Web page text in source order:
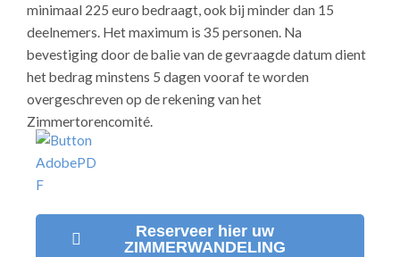
minimaal 225 euro bedraagt, ook bij minder dan 15
deelnemers. Het maximum is 35 personen. Na
bevestiging door de balie van de gevraagde datum dient
het bedrag minstens 5 dagen vooraf te worden
overgeschreven op de rekening van het
Zimmertorencomité.
Reserveer hier uw
ZIMMERWANDELING